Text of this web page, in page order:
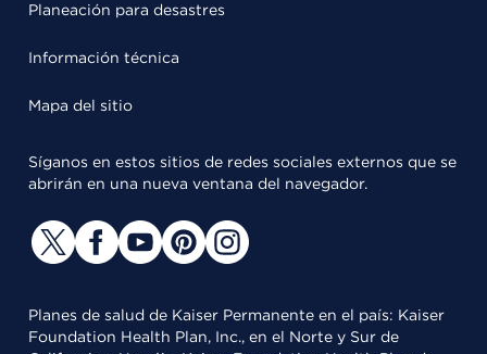
Planeación para desastres
Información técnica
Mapa del sitio
Síganos en estos sitios de redes sociales externos que se
abrirán en una nueva ventana del navegador.
Planes de salud de Kaiser Permanente en el país: Kaiser
Foundation Health Plan, Inc., en el Norte y Sur de